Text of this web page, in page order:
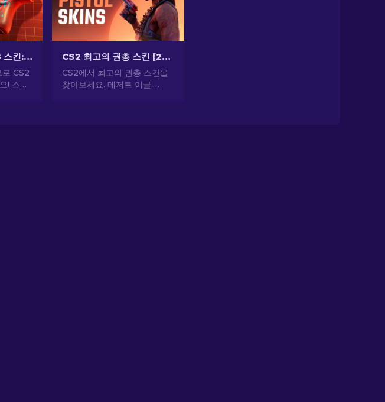
CS2 최고의 글록 18 스킨: 전체 목록 [2026]
로 CS2
! 스타
CS2 최고의 권총 스킨 [2026]
CS2에서 최고의 권총 스킨을
찾아보세요. 데저트 이글,